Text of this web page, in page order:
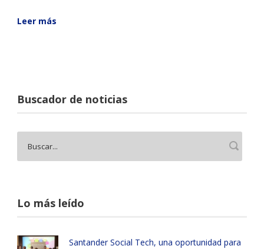
Leer más
Buscador de noticias
Lo más leído
Santander Social Tech, una oportunidad para